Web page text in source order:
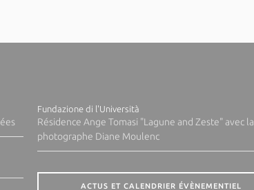
Fundazione di l'Università
Résidence Ange Tomasi "Lagune and Zeste" avec la
photographe Diane Moulenc
ACTUS ET CALENDRIER ÉVÈNEMENTIEL